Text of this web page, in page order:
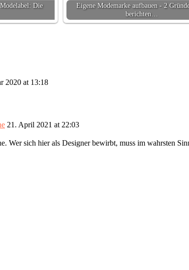
Die
Eigene Modemarke aufbauen - 2
berichten…
2020 at 13:18
21. April 2021 at 22:03
sich hier als Designer bewirbt, muss im wahrsten